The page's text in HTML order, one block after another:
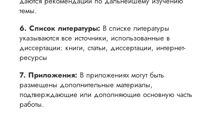
процесс
защиты
научной
сроки
после
утверждения
запроса
на
возврат.
темы.
6. Список литературы: В списке литературы
указываются все источники, использованные в
диссертации: книги, статьи, диссертации, интернет-
ресурсы
7. Приложения: В приложениях могут быть
размещены дополнительные материалы,
подтверждающие или дополняющие основную часть
работы.